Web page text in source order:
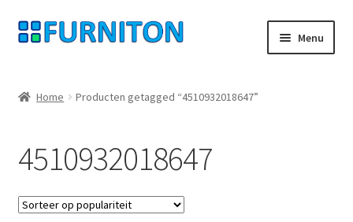
Ga
door
navigatie
Ga
naar
inhoud
Menu
Gegevensbescherming
Herroepingsrecht
Home Producten getagged “4510932018647”
4510932018647